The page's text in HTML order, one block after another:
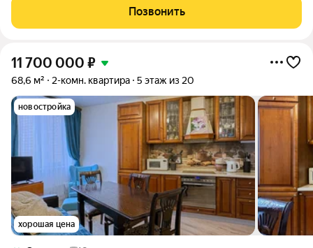
Перепланировка узаконена Описание квартиры - Квартира
расположена на 3 этаже 14-этажного
Позвонить
11 700 000 ₽
68,6 м² 2-комн. квартира 5 этаж из 20
новостройка
хорошая цена